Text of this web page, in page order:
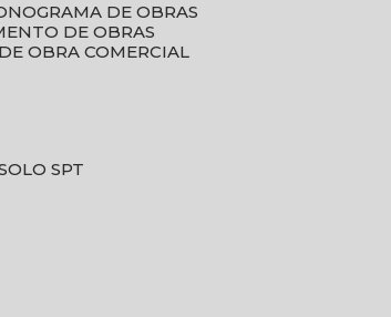
DE OBRAS
DE OBRAS
OBRA COMERCIAL
SPT